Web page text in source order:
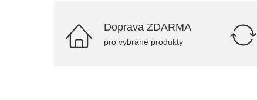
Doprava ZDARMA
pro vybrané produkty